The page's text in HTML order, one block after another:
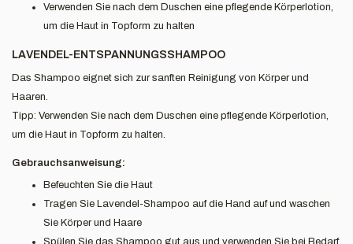
Verwenden Sie nach dem Duschen eine pflegende Körperlotion,
um die Haut in Topform zu halten
LAVENDEL-ENTSPANNUNGSSHAMPOO
Das Shampoo eignet sich zur sanften Reinigung von Körper und
Haaren.
Tipp: Verwenden Sie nach dem Duschen eine pflegende Körperlotion,
um die Haut in Topform zu halten.
Gebrauchsanweisung:
Befeuchten Sie die Haut
Tragen Sie Lavendel-Shampoo auf die Hand auf und waschen
Sie Körper und Haare
Spülen Sie das Shampoo gut aus und verwenden Sie bei Bedarf